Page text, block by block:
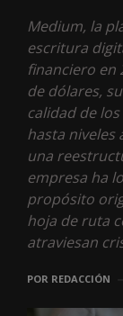
Medium, la
escritura
financiero en
de dólares,
calidad de
hasta niveles
una
empresa ha
propósito
hoja de ruta
atraviesan
POR REDACCIÓN